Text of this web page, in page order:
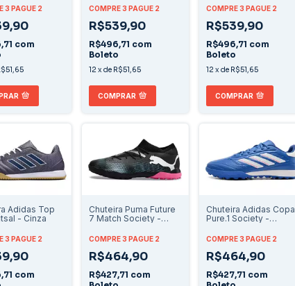
3 PAGUE 2
com
COMPRE 3 PAGUE 2
R$539,90
R$496,71 com
Boleto
12 xde R$51,65
COMPRAR
COMPRE 3 PAGUE 2
R$539,90
R$496,71 com
Boleto
12 xde R$51,65
COMPRAR
Adidas Top
- Cinza
3 PAGUE 2
com
Chuteira Puma Future
7 Match Society -
COMPRE 3 PAGUE 2
R$464,90
R$427,71 com
Chuteira Adidas Copa
Pure.1 Society -
COMPRE 3 PAGUE 2
R$464,90
R$427,71 com